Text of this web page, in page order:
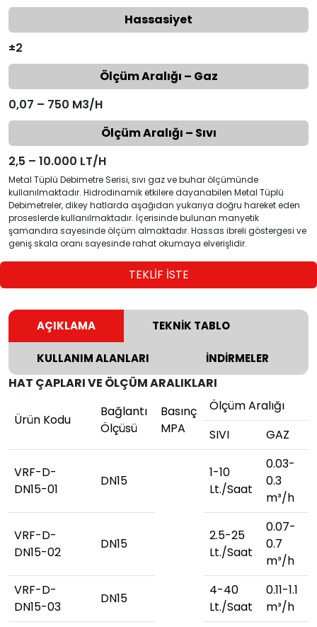
Hassasiyet
±2
Ölçüm Aralığı – Gaz
0,07 – 750 M3/H
Ölçüm Aralığı – Sıvı
2,5 – 10.000 LT/H
Metal Tüplü Debimetre Serisi, sıvı gaz ve buhar ölçümünde
kullanılmaktadır. Hidrodinamik etkilere dayanabilen Metal Tüplü
Debimetreler, dikey hatlarda aşağıdan yukarıya doğru hareket eden
proseslerde kullanılmaktadır. İçerisinde bulunan manyetik
şamandıra sayesinde ölçüm almaktadır. Hassas ibreli göstergesi ve
geniş skala oranı sayesinde rahat okumaya elverişlidir.
TEKLİF İSTE
AÇIKLAMA TEKNİK TABLO
KULLANIM ALANLARI İNDİRMELER
HAT ÇAPLARI VE ÖLÇÜM ARALIKLARI
Ürün Kodu
Bağlantı
Ölçüsü
Basınç
MPA
Ölçüm Aralığı
SIVI
GAZ
VRF-D-
DN15-01
DN15
1-10
Lt./Saat
0.03-
0.3
m³/h
VRF-D-
DN15-02
DN15
2.5-25
Lt./Saat
0.07-
0.7
m³/h
VRF-D-
DN15-03
DN15
4-40
Lt./Saat
0.11-1.1
m³/h